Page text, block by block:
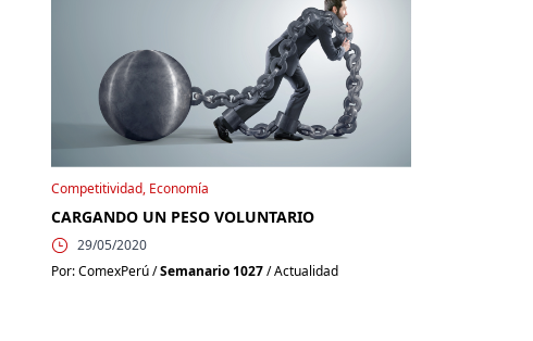
Competitividad, Economía
CARGANDO UN PESO VOLUNTARIO
29/05/2020
Por: ComexPerú /Semanario 1027/ Actualidad